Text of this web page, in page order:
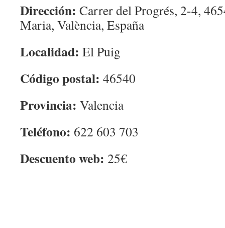
Dirección: Carrer del Progrés, 2-4,
Maria, València, España
Localidad: El Puig
Código postal: 46540
Provincia: Valencia
Teléfono: 622 603 703
Descuento web: 25€